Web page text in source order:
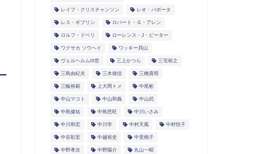
レイフ・クリスチャンソン レオ・バボータ
レス・ギブリン ロバート・Ｇ・アレン
ロルフ・ドベリ ローレンス・J・ピーター
ワクサカ ソウヘイ ワッキー貝山
ヴェルヘルムIII世 三上かつら 三宅裕之
三島由紀夫 三木雄信 三橋貴明
三輪裕範 上大岡トメ 中尾彬
中山マコト 中山和義 中山武
中島健祐 中島芭旺 中川いさみ
中川和宏 中川学 中村天風 中村恒子
中谷彰宏 中越裕史 中里桃子
中野孝次 中野陽介 丸山一昭